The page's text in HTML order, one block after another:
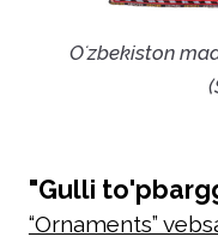
Oʻzbekiston
"Gulli
“Ornaments”